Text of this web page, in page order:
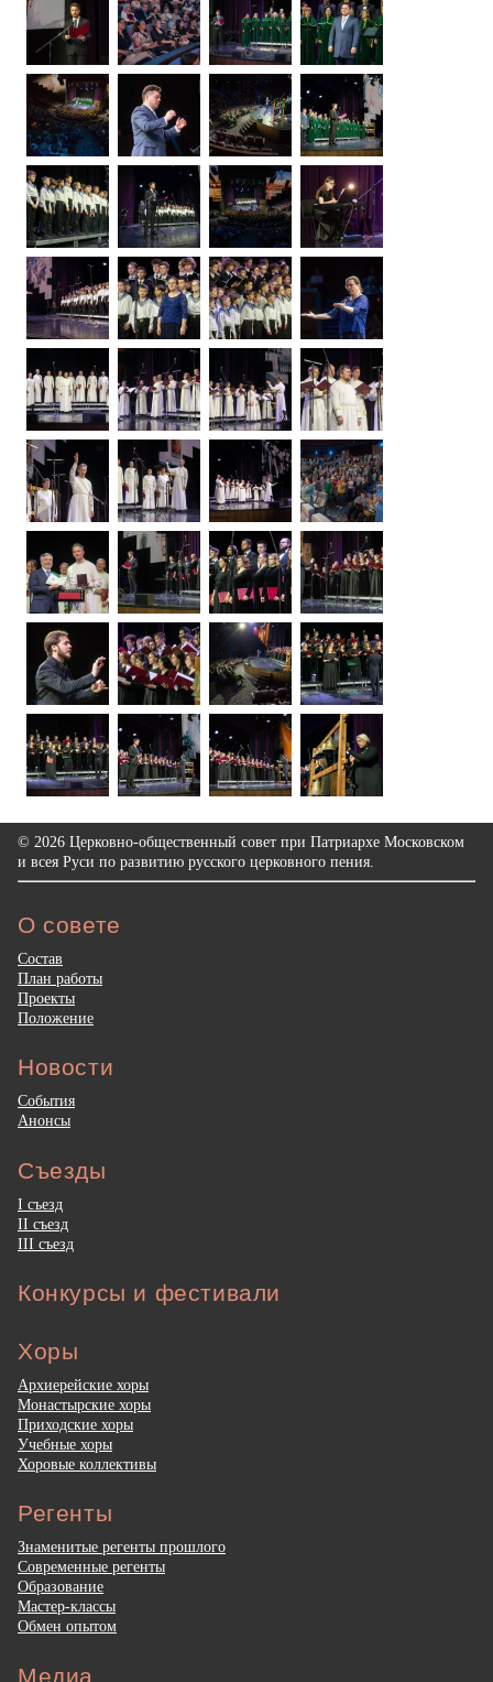
© 2026 Церковно-общественный совет при Патриархе Московском
и всея Руси по развитию русского церковного пения.
О совете
Состав
План работы
Проекты
Положение
Новости
События
Анонсы
Съезды
I съезд
II съезд
III съезд
Конкурсы и фестивали
Хоры
Архиерейские хоры
Монастырские хоры
Приходские хоры
Учебные хоры
Хоровые коллективы
Регенты
Знаменитые регенты прошлого
Современные регенты
Образование
Мастер-классы
Обмен опытом
Медиа